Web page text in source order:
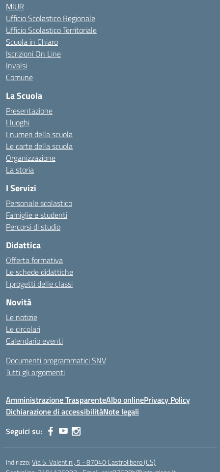
MIUR
Ufficio Scolastico Regionale
Ufficio Scolastico Territoriale
Scuola in Chiaro
Iscrizioni On Line
Invalsi
Comune
La Scuola
Presentazione
I luoghi
I numeri della scuola
Le carte della scuola
Organizzazione
La storia
I Servizi
Personale scolastico
Famiglie e studenti
Percorsi di studio
Didattica
Offerta formativa
Le schede didattiche
I progetti delle classi
Novità
Le notizie
Le circolari
Calendario eventi
Documenti programmatici SNV
Tutti gli argomenti
Amministrazione TrasparenteAlbo onlinePrivacy Policy
Dichiarazione di accessibilitàNote legali
Seguici su:
Indirizzo:Via S. Valentini, 5 - 87040 Castrolibero (CS)